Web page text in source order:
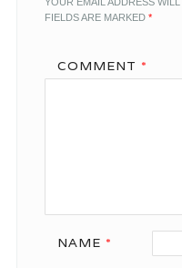
FIELDS ARE MARKED *
COMMENT *
NAME *